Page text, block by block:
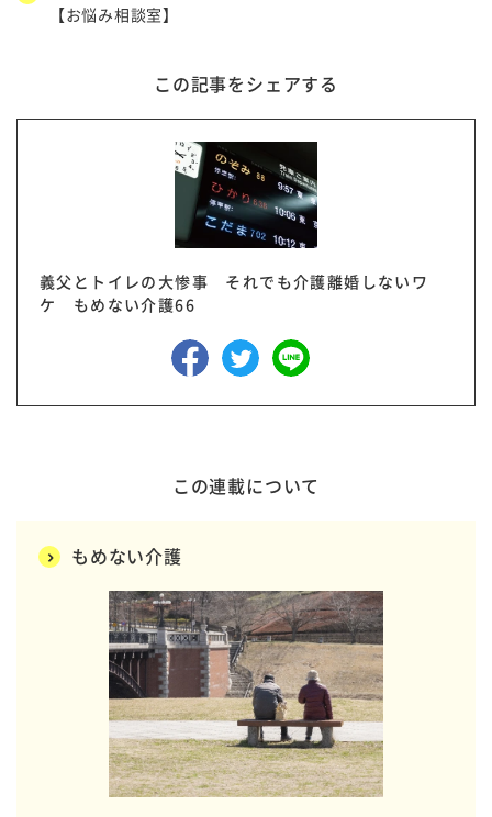
【お悩み相談室】
この記事をシェアする
義父とトイレの大惨事 それでも介護離婚しないワ
ケ もめない介護66
この連載について
もめない介護